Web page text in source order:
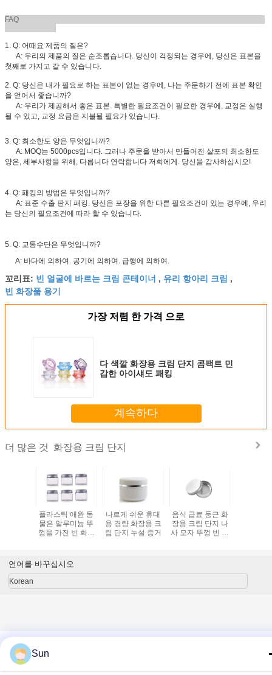
FAQ
1. Q: 어때요 제품의 질은?
A: 우리의 제품의 질은 순조롭습니다. 당신이 걱정되는 경우에, 당신은 표본을
첫째로 가지고 갈 수 있습니다.
2. Q: 당신은 내가 필요로 하는 표본이 없는 경우에, 나는 주문하기 전에 표본 확인
을 얻어서 좋습니까?
A: 우리가 제공해서 좋은 표본. 특별한 필요조건이 필요한 경우에, 교정은 실행
될 수 있고, 교정 요금은 지불될 필요가 있습니다.
3. Q: 최소한도 양은 무엇입니까?
A: MOQ는 5000pcs입니다. 그러나 주문을 받아서 만들어진 살포의 최소한도
양은, 세부사항을 위해, 다릅니다 연락합니다 저희에게. 당신을 감사하십시오!
4. Q: 패킹의 방법은 무엇입니까?
A: 표준 수출 판지 패킹. 당신은 포장을 위한 다른 필요조건이 있는 경우에, 우리
는 당신의 필요조건에 따라 할 수 있습니다.
5. Q: 교통수단은 무엇입니까?
A: 바다에 의하여. 공기에 의하여. 급행에 의하여.
꼬리표: 빈 얼굴에 바르는 크림 콘테이너 , 유리 항아리 크림 ,
빈 화장품 용기
가장 저렴 한 가격 으로
다 색깔 화장용 크림 단지 콤팩트 민
감한 아이섀도 패킹
계속하다
더 많은 것 화장용 크림 단지
플라스틱 애완 동
물은 알루미늄 뚜
껑을 가진 빈 화장
나르게 쉬운 휴대
용 경량 화장용 크
림 단지 누설 증거
음식 급료 둥근 화
장용 크림 단지 나
사 모자 뚜껑 빈 로
언어를 바꾸십시오
Korean
홈|회사 소개|문의하기|사이트맵|Privacy Policy
Sun